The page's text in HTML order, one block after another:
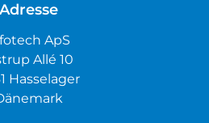
Adresse
ApS
Allé 10
Hasselager